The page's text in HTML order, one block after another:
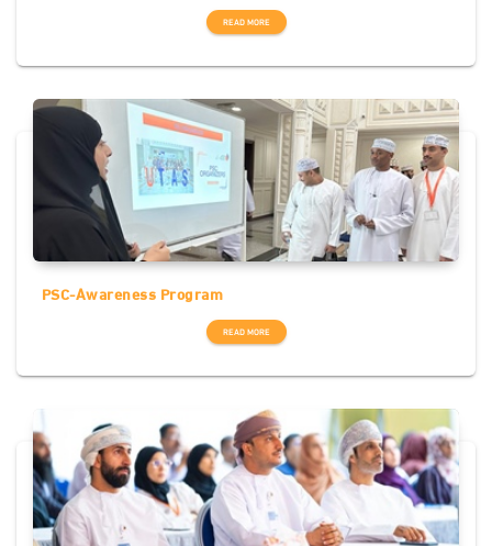
READ MORE
PSC-Awareness Program
READ MORE